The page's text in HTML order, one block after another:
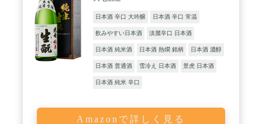
日本酒 辛口 大吟醸 日本酒 辛口 常温
飲みやすい日本酒 淡麗辛口 日本酒
日本酒 純米酒 日本酒 熱燗 銘柄 日本酒 濃醇
日本酒 普通酒 雪冷え 日本酒 景虎 日本酒
日本酒 純米 辛口
Amazonで詳しく見る